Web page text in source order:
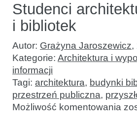
Studenci
i bibliotek
Autor: Grażyna Jaroszewicz,
Kategorie: Architektura i
informacji
Tagi: architektura, budynki
przestrzeń publiczna,
Możliwość komentowania